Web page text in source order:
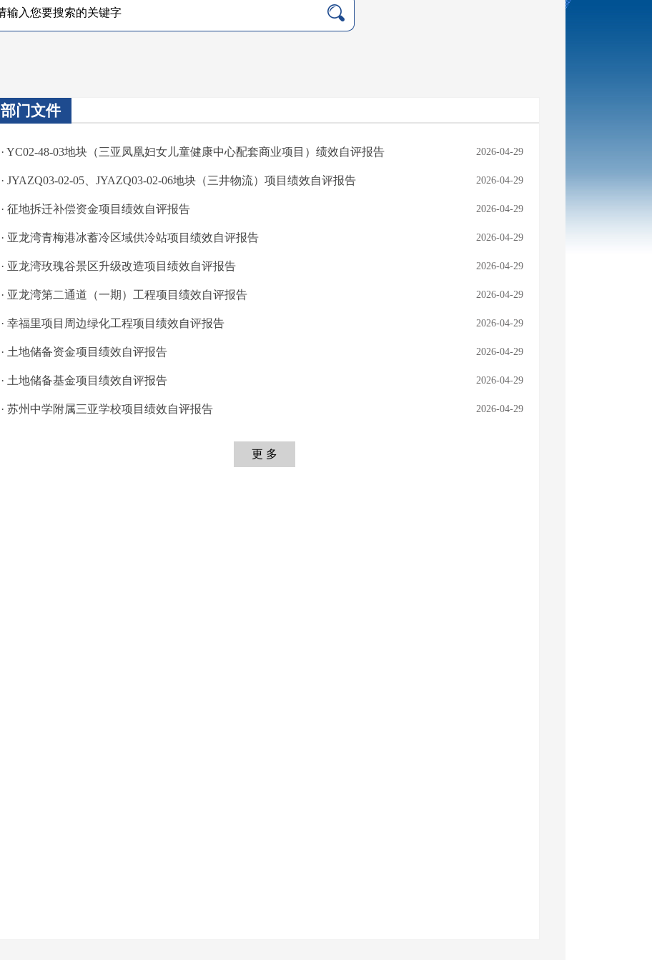
部门文件
· YC02-48-03地块（三亚凤凰妇女儿童健康中心配套商业项目）绩效自评报告 2026-04-29
· JYAZQ03-02-05、JYAZQ03-02-06地块（三井物流）项目绩效自评报告 2026-04-29
· 征地拆迁补偿资金项目绩效自评报告 2026-04-29
· 亚龙湾青梅港冰蓄冷区域供冷站项目绩效自评报告 2026-04-29
· 亚龙湾玫瑰谷景区升级改造项目绩效自评报告 2026-04-29
· 亚龙湾第二通道（一期）工程项目绩效自评报告 2026-04-29
· 幸福里项目周边绿化工程项目绩效自评报告 2026-04-29
· 土地储备资金项目绩效自评报告 2026-04-29
· 土地储备基金项目绩效自评报告 2026-04-29
· 苏州中学附属三亚学校项目绩效自评报告 2026-04-29
更 多